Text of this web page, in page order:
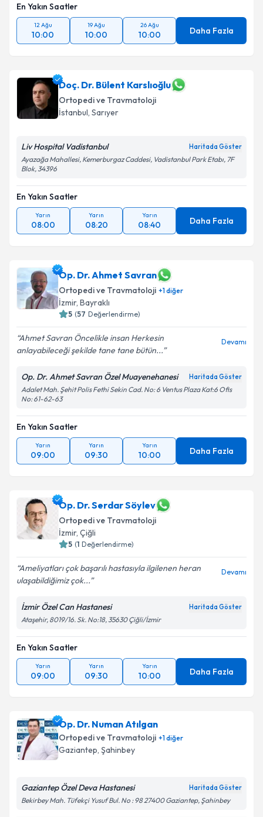
En Yakın Saatler
12 Ağu
10:00
19 Ağu
10:00
26 Ağu
10:00 Daha Fazla
Doç. Dr. Bülent Karslıoğlu
Ortopedi ve Travmatoloji
İstanbul, Sarıyer
Liv Hospital Vadistanbul
Ayazağa Mahallesi, Kemerburgaz Caddesi, Vadistanbul Park Etabı, 7F
Blok, 34396
En Yakın Saatler
Yarın
08:00
Yarın
08:20
Yarın
08:40 Daha Fazla
Op. Dr. Ahmet Savran
Ortopedi ve Travmatoloji diğer
İzmir,Bayraklı
( Değerlendirme)
Ahmet Savran Öncelikle insan Herkesin
anlayabileceği şekilde tane tane bütün...
Op. Dr. Ahmet Savran Özel Muayenehanesi
Adalet Mah. Şehit Polis Fethi Sekin Cad. No: 6 Ventus Plaza Kat:6 Ofis
En Yakın Saatler
Yarın
09:00
Yarın
09:30
Yarın
10:00 Daha Fazla
Op. Dr. Serdar Söylev
Ortopedi ve Travmatoloji
İzmir, Çiğli
( Değerlendirme)
Ameliyatları çok başarılı hastasıyla ilgilenen heran
ulaşabildiğimiz çok...
İzmir Özel Can Hastanesi
Ataşehir, 8019/16. Sk. No:18, 35630 Çiğli/İzmir
En Yakın Saatler
Yarın
09:00
Yarın
09:30
Yarın
10:00 Daha Fazla
Op. Dr. Numan Atılgan
Ortopedi ve Travmatoloji diğer
Gaziantep, Şahinbey
Gaziantep Özel Deva Hastanesi
Bekirbey Mah. Tüfekçi Yusuf Bul. No : 98 27400 Gaziantep, Şahinbey